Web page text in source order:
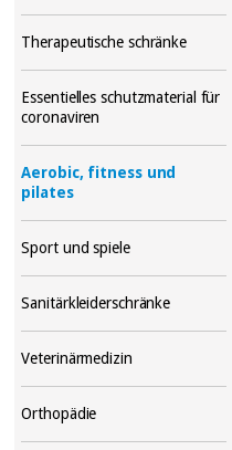
Therapeutische schränke
Essentielles schutzmaterial für
coronaviren
Aerobic, fitness und
pilates
Sport und spiele
Sanitärkleiderschränke
Veterinärmedizin
Orthopädie